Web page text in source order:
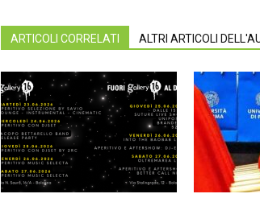
ARTICOLI CORRELATI ALTRI ARTICOLI